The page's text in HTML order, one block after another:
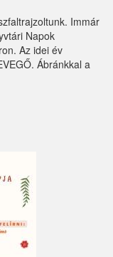
Immár
Napok
Az idei év
Ábránkkal a